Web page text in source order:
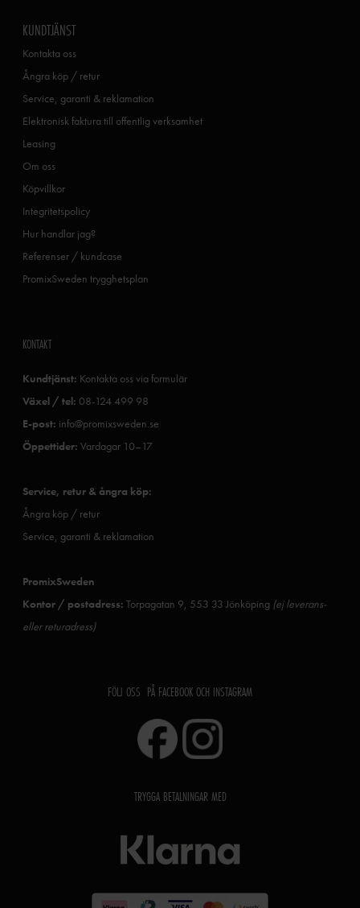
KUNDTJÄNST
Kontakta oss
Ångra köp / retur
Service, garanti & reklamation
Elektronisk faktura till offentlig verksamhet
Leasing
Om oss
Köpvillkor
Integritetspolicy
Hur handlar jag?
Referenser / kundcase
PromixSweden trygghetsplan
KONTAKT
Kundtjänst: Kontakta oss via formulär
Växel / tel: 08-124 499 98
E-post: info@promixsweden.se
Öppettider: Vardagar 10–17
Service, retur & ångra köp:
Ångra köp / retur
Service, garanti & reklamation
PromixSweden
Kontor / postadress: Torpagatan 9, 553 33 Jönköping (ej leverans-
eller returadress)
FÖLJ OSS PÅ FACEBOOK OCH INSTAGRAM
TRYGGA BETALNINGAR MED